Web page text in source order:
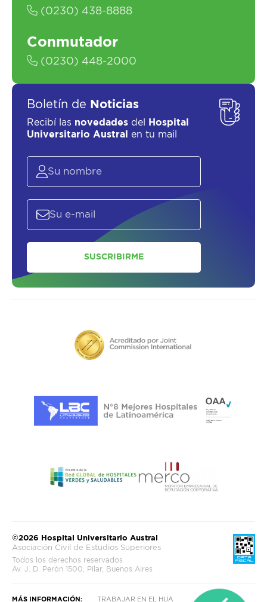
SOLICITAR UN ASESOR
(0230) 438-8888
Conmutador
(0230) 448-2000
Boletín de Noticias
Recibí las novedades del
Hospital
Universitario Austral
en tu mail
SUSCRIBIRME
©2026 Hospital Universitario Austral
Asociación Civil de Estudios Superiores
Todos los derechos reservados
Av. J. D. Perón 1500, Pilar, Buenos Aires
MÁS INFORMACIÓN: TRABAJAR EN EL HUA